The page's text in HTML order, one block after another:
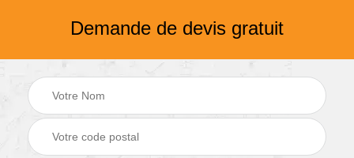
Demande de devis gratuit